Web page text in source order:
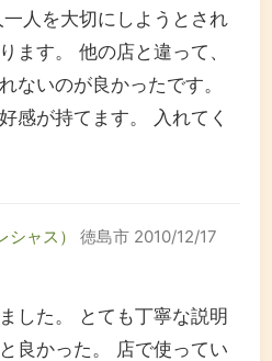
人を大切にしようとされ
ます。 他の店と違って、
ないのが良かったです。
感が持てます。 入れてく
ャス） 徳島市 2010/12/17
した。 とても丁寧な説明
良かった。 店で使ってい